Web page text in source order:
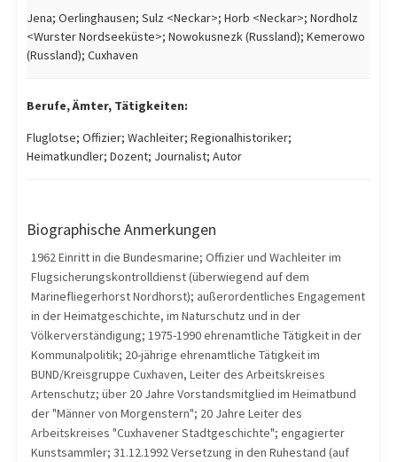
Jena; Oerlinghausen; Sulz <Neckar>; Horb <Neckar>; Nordholz
<Wurster Nordseeküste>; Nowokusnezk (Russland); Kemerowo
(Russland); Cuxhaven
Berufe, Ämter, Tätigkeiten:
Fluglotse; Offizier; Wachleiter; Regionalhistoriker;
Heimatkundler; Dozent; Journalist; Autor
Biographische Anmerkungen
1962 Einritt in die Bundesmarine; Offizier und Wachleiter im
Flugsicherungskontrolldienst (überwiegend auf dem
Marinefliegerhorst Nordhorst); außerordentliches Engagement
in der Heimatgeschichte, im Naturschutz und in der
Völkerverständigung; 1975-1990 ehrenamtliche Tätigkeit in der
Kommunalpolitik; 20-jährige ehrenamtliche Tätigkeit im
BUND/Kreisgruppe Cuxhaven, Leiter des Arbeitskreises
Artenschutz; über 20 Jahre Vorstandsmitglied im Heimatbund
der "Männer von Morgenstern"; 20 Jahre Leiter des
Arbeitskreises "Cuxhavener Stadtgeschichte"; engagierter
Kunstsammler; 31.12.1992 Versetzung in den Ruhestand (auf